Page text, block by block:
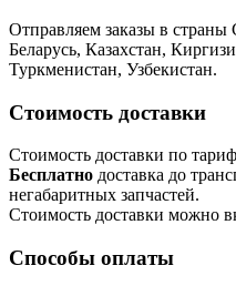
Отправляем заказы в
Беларусь, Казахстан,
Туркменистан, Узбекистан.
Стоимость доставки
Стоимость доставки по
Бесплатно доставка до
негабаритных запчастей.
Стоимость доставки можно
Способы оплаты